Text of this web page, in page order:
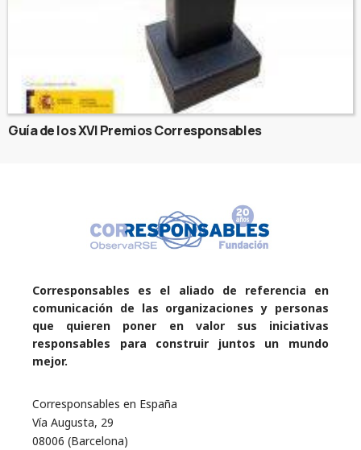
Guía de los XVI Premios Corresponsables
Corresponsables es el aliado de referencia en
comunicación de las organizaciones y personas
que quieren poner en valor sus iniciativas
responsables para construir juntos un mundo
mejor.
Corresponsables en España
Vía Augusta, 29
08006 (Barcelona)